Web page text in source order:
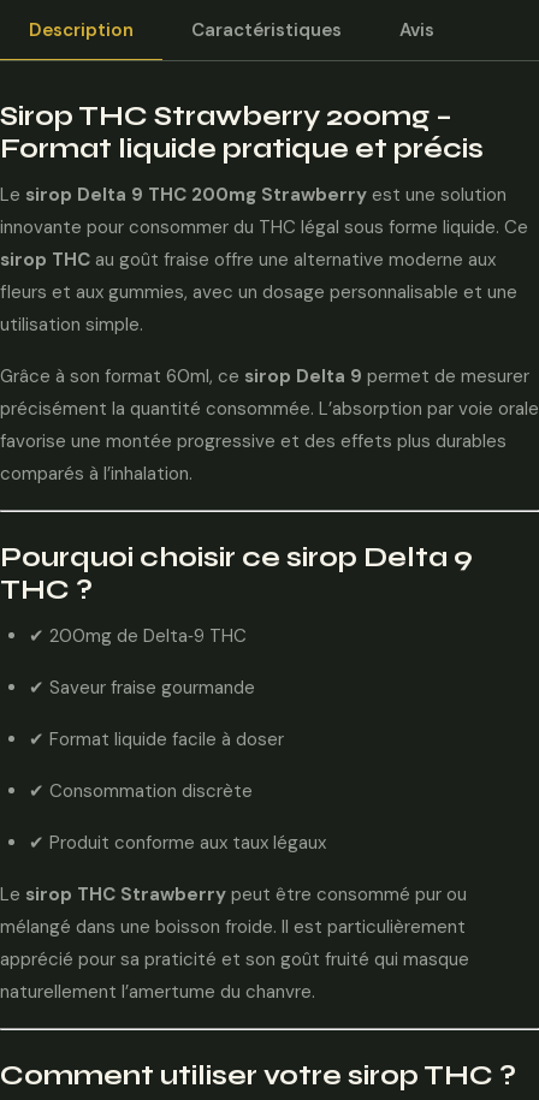
Description Caractéristiques Avis
Sirop THC Strawberry 200mg –
Format liquide pratique et précis
Le sirop Delta 9 THC 200mg Strawberry est une solution
innovante pour consommer du THC légal sous forme liquide. Ce
sirop THC au goût fraise offre une alternative moderne aux
fleurs et aux gummies, avec un dosage personnalisable et une
utilisation simple.
Grâce à son format 60ml, ce sirop Delta 9 permet de mesurer
précisément la quantité consommée. L’absorption par voie orale
favorise une montée progressive et des effets plus durables
comparés à l’inhalation.
Pourquoi choisir ce sirop Delta 9
THC ?
✔ 200mg de Delta‑9 THC
✔ Saveur fraise gourmande
✔ Format liquide facile à doser
✔ Consommation discrète
✔ Produit conforme aux taux légaux
Le sirop THC Strawberry peut être consommé pur ou
mélangé dans une boisson froide. Il est particulièrement
apprécié pour sa praticité et son goût fruité qui masque
naturellement l’amertume du chanvre.
Comment utiliser votre sirop THC ?